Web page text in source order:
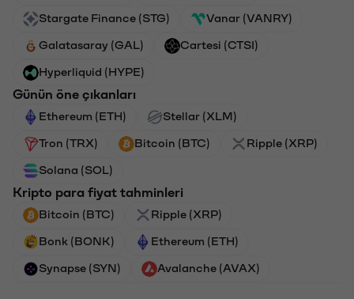
Stargate Finance (STG) Vanar (VANRY)
Galatasaray (GAL) Cartesi (CTSI)
Hyperliquid (HYPE)
Günün öne çıkanları
Ethereum (ETH) Stellar (XLM)
Tron (TRX) Bitcoin (BTC) Ripple (XRP)
Solana (SOL)
Kripto para fiyat tahminleri
Bitcoin (BTC) Ripple (XRP)
Bonk (BONK) Ethereum (ETH)
Synapse (SYN) Avalanche (AVAX)